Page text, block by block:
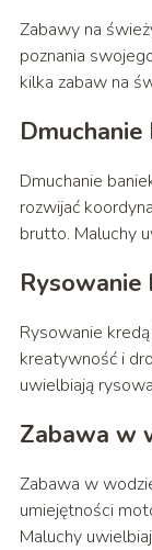
Zabawy na
poznania
kilka zabaw na
Dmuchanie
Dmuchanie
rozwijać
brutto. Maluchy
Rysowanie
Rysowanie
kreatywność i
uwielbiają
Zabawa w
Zabawa w
umiejętności
Maluchy